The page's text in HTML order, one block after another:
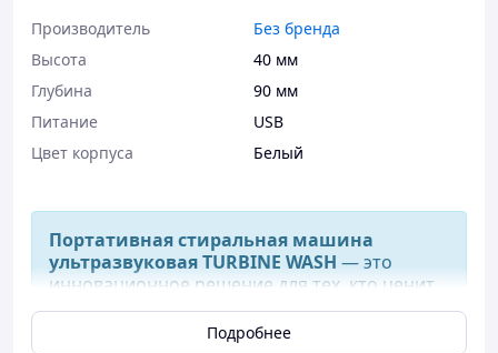
Производитель
Без бренда
Высота
40 мм
Глубина
90 мм
Питание
USB
Цвет корпуса
Белый
Портативная стиральная машина
ультразвуковая TURBINE WASH — это
инновационное решение для тех, кто ценит
чистоту и удобство. Эта мини стиральная
машинка станет вашим надежным
Подробнее